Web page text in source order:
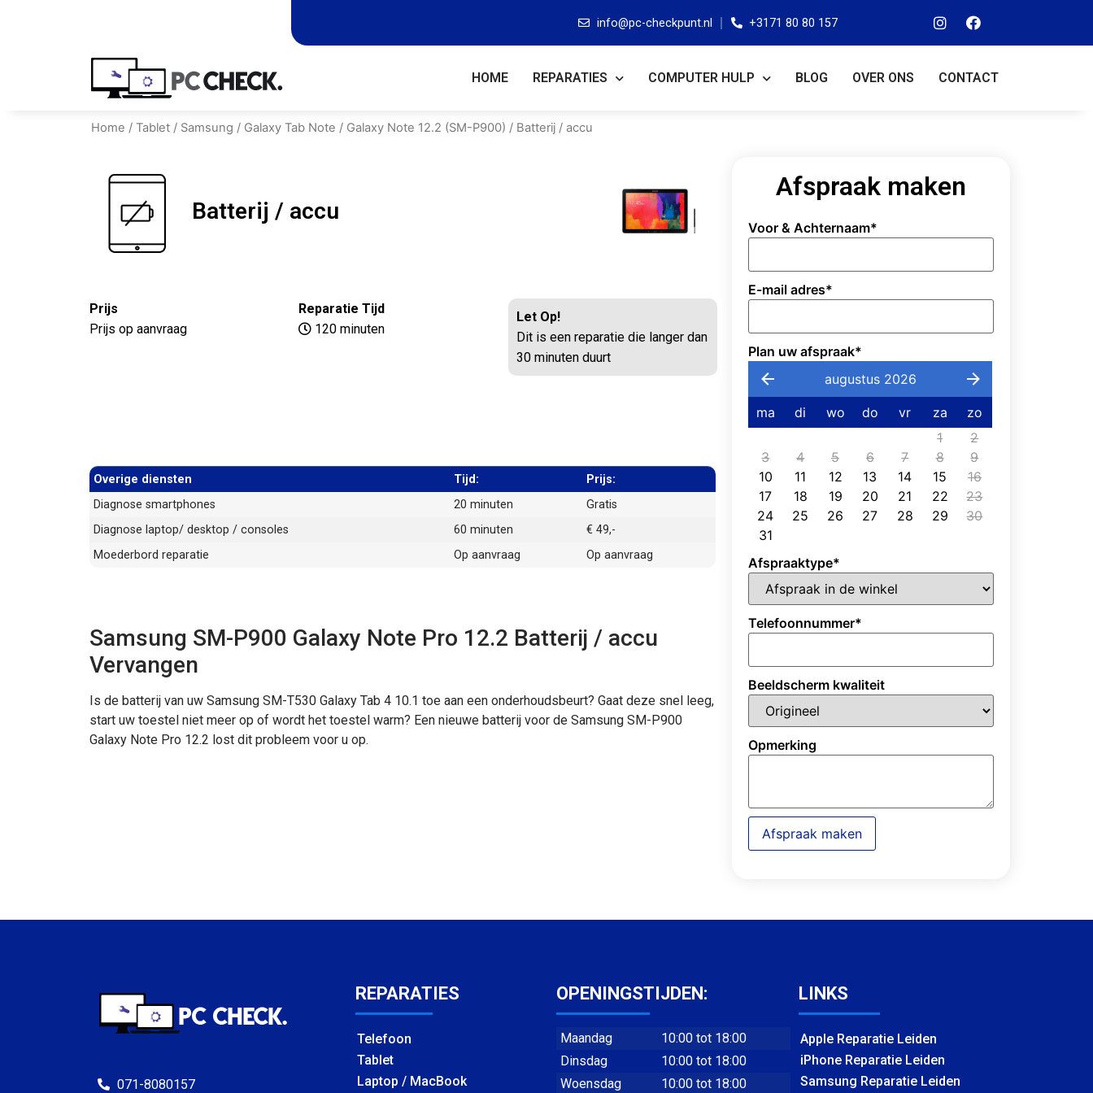
info@pc-checkpunt.nl +3171 80 80 157
HOME REPARATIES COMPUTER HULP BLOG OVER ONS CONTACT
Home / Tablet / Samsung / Galaxy Tab Note / Galaxy Note 12.2 (SM-P900) / Batterij / accu
Batterij / accu
Prijs
Prijs op aanvraag
Reparatie Tijd
120 minuten
Let Op!
Dit is een reparatie die langer dan
30 minuten duurt
Overige diensten Tijd:
Prijs:
Diagnose smartphones
20 minuten
Gratis
Diagnose laptop/ desktop / consoles
60 minuten
€ 49,-
Moederbord reparatie
Op aanvraag Op aanvraag
Samsung SM-P900 Galaxy Note Pro 12.2 Batterij / accu
Vervangen
Is de batterij van uw Samsung SM-T530 Galaxy Tab 4 10.1 toe aan een onderhoudsbeurt? Gaat deze snel leeg,
start uw toestel niet meer op of wordt het toestel warm? Een nieuwe batterij voor de Samsung SM-P900
Galaxy Note Pro 12.2 lost dit probleem voor u op.
Afspraak maken
Voor & Achternaam*
E-mail adres*
Plan uw afspraak*
augustus 2026
ma di wo do vr za
zo
1
2
3
4 5 6 7 8
9
10
11 12 13 14 15
16
17
18 19 20 21 22
23
24
25 26 27 28 29
30
31
Afspraaktype*
Telefoonnummer*
Beeldscherm kwaliteit
Opmerking
Afspraak maken
071-8080157
REPARATIES
Telefoon
Tablet
Laptop / MacBook
OPENINGSTIJDEN:
Maandag
10:00 tot 18:00
Dinsdag
10:00 tot 18:00
Woensdag
10:00 tot 18:00
LINKS
Apple Reparatie Leiden
iPhone Reparatie Leiden
Samsung Reparatie Leiden